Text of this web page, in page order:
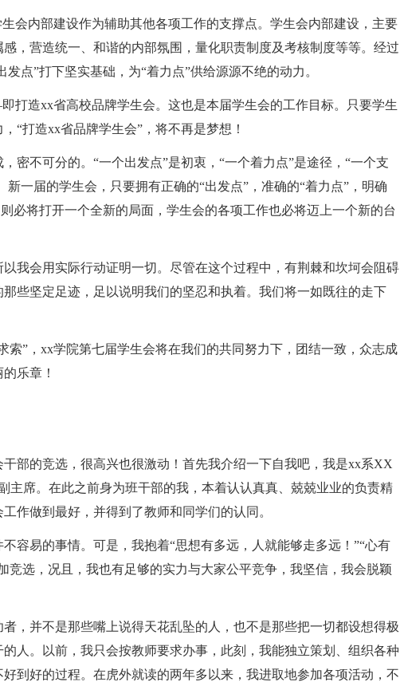
会内部建设作为辅助其他各项工作的支撑点。学生会内部建设，主要
，营造统一、和谐的内部氛围，量化职责制度及考核制度等等。经过
点”打下坚实基础，为“着力点”供给源源不绝的动力。
打造xx省高校品牌学生会。这也是本届学生会的工作目标。只要学生
“打造xx省品牌学生会”，将不再是梦想！
密不可分的。“一个出发点”是初衷，“一个着力点”是途径，“一个支
新一届的学生会，只要拥有正确的“出发点”，准确的“着力点”，明确
必将打开一个全新的局面，学生会的各项工作也必将迈上一个新的台
我会用实际行动证明一切。尽管在这个过程中，有荆棘和坎坷会阻碍
些坚定足迹，足以说明我们的坚忍和执着。我们将一如既往的走下
索”，xx学院第七届学生会将在我们的共同努力下，团结一致，众志成
乐章！
部的竞选，很高兴也很激动！首先我介绍一下自我吧，我是xx系XX
主席。在此之前身为班干部的我，本着认认真真、兢兢业业的负责精
作做到最好，并得到了教师和同学们的认同。
容易的事情。可是，我抱着“思想有多远，人就能够走多远！”“心有
竞选，况且，我也有足够的实力与大家公平竞争，我坚信，我会脱颖
，并不是那些嘴上说得天花乱坠的人，也不是那些把一切都设想得极
人。以前，我只会按教师要求办事，此刻，我能独立策划、组织各种
到好的过程。在虎外就读的两年多以来，我进取地参加各项活动，不